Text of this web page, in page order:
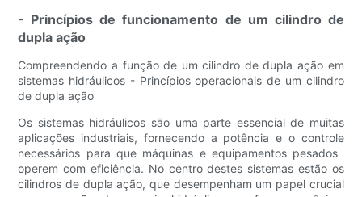
- Princípios de funcionamento de um cilindro de
dupla ação
Compreendendo a função de um cilindro de dupla ação em
sistemas hidráulicos - Princípios operacionais de um cilindro
de dupla ação
Os sistemas hidráulicos são uma parte essencial de muitas
aplicações industriais, fornecendo a potência e o controle
necessários para que máquinas e equipamentos pesados ​​
operem com eficiência. No centro destes sistemas estão os
cilindros de dupla ação, que desempenham um papel crucial